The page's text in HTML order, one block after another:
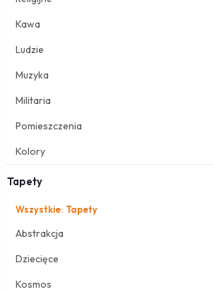
Kawa
Ludzie
Muzyka
Militaria
Pomieszczenia
Kolory
Tapety
Wszystkie: Tapety
Abstrakcja
Dziecięce
Kosmos